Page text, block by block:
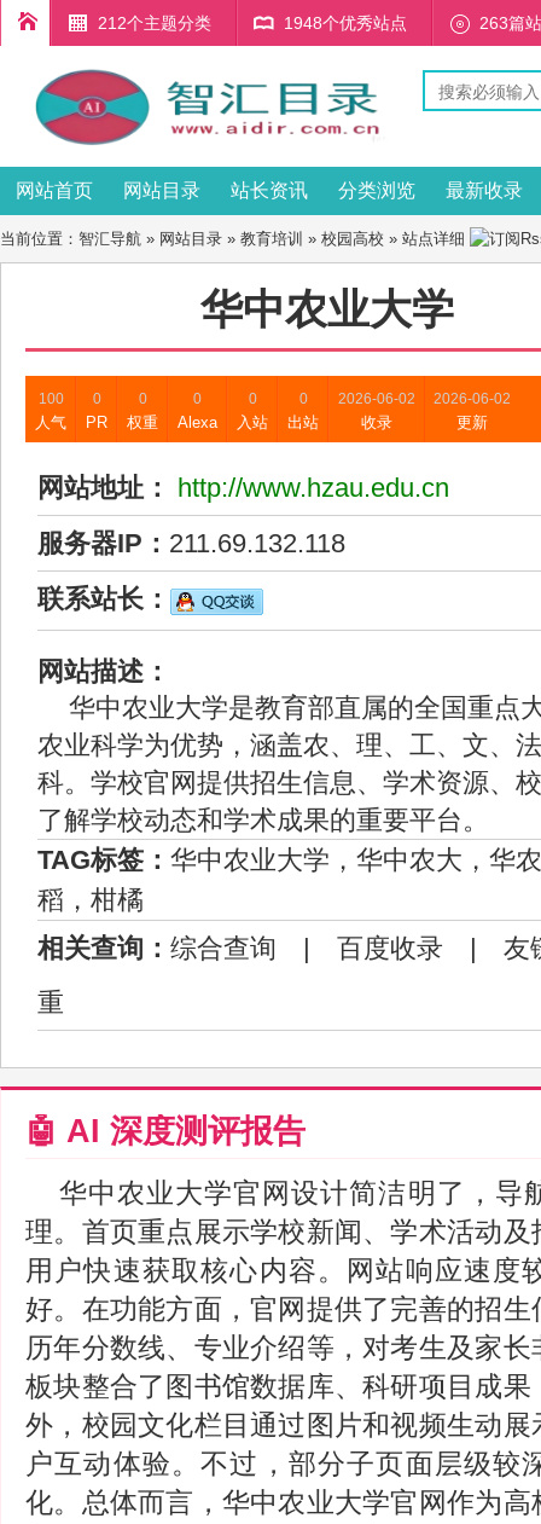
212个主题分类 1948个优秀站点 263篇
网站首页 网站目录 站长资讯 分类浏览 最新收录
当前位置： 智汇导航 » 网站目录 » 教育培训 » 校园高校 » 站点详细
华中农业大学
100
人气
0
PR
0
权重
0
Alexa
0
入站
0
出站
2026-06-02
收录
2026-06-02
更新
网站地址：
http://www.hzau.edu.cn
服务器IP： 211.69.132.118
联系站长：
网站描述：
华中农业大学是教育部直属的全国重点
农业科学为优势，涵盖农、理、工、文、
科。学校官网提供招生信息、学术资源、
了解学校动态和学术成果的重要平台。
TAG标签： 华中农业大学，华中农大，华
稻，柑橘
相关查询： 综合查询 | 百度收录 | 友
重
🤖 AI 深度测评报告
华中农业大学官网设计简洁明了，导
理。首页重点展示学校新闻、学术活动
用户快速获取核心内容。网站响应速度
好。在功能方面，官网提供了完善的招
历年分数线、专业介绍等，对考生及家
板块整合了图书馆数据库、科研项目成
外，校园文化栏目通过图片和视频生动
户互动体验。不过，部分子页面层级较
化。总体而言，华中农业大学官网作为